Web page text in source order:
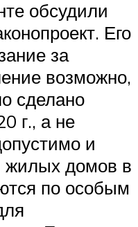
обсудили
Его
за
возможно,
сделано
г., а не
и
жилых домов в
по особым